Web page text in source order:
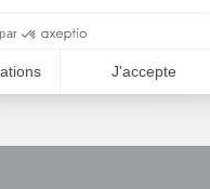
Partager cet article